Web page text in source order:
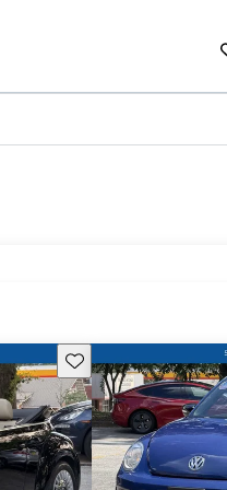
Guarda este Aviso